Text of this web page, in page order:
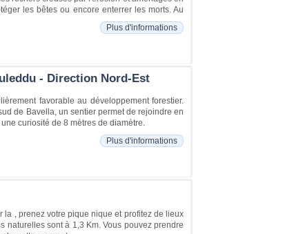
les bêtes ou encore enterrer les morts. Au
Plus d'informations
- Direction Nord-Est
favorable au développement forestier.
de Bavella, un sentier permet de rejoindre en
curiosité de 8 mètres de diamètre.
Plus d'informations
la , prenez votre pique nique et profitez de lieux
naturelles sont à 1,3 Km. Vous pouvez prendre